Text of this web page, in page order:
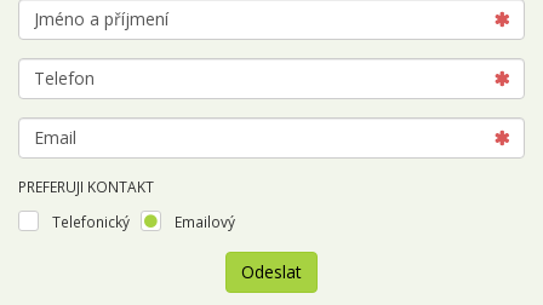
PREFERUJI KONTAKT
Telefonický
Emailový
Odeslat